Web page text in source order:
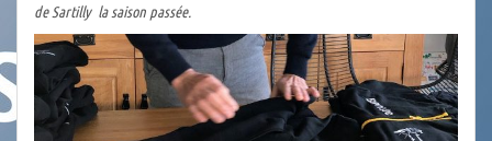
de Sartilly la saison passée.